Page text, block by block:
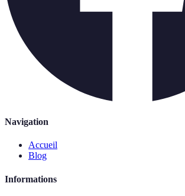
Navigation
Accueil
Blog
Informations